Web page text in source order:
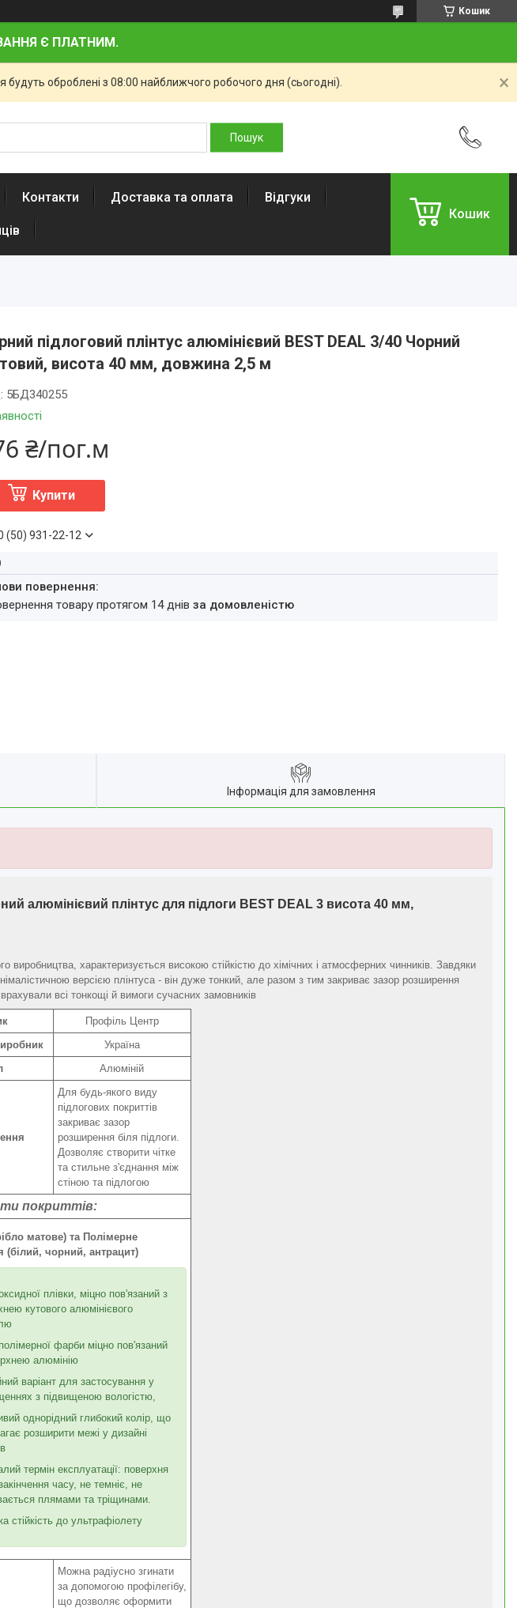
Кошик
Є ПЛАТНИМ.
оброблені з 08:00 найближчого робочого дня (сьогодні).
Контакти Доставка та оплата Відгуки
Кошик
підлоговий плінтус алюмінієвий BEST DEAL 3/40 Чорний
висота 40 мм, довжина 2,5 м
5БД340255
₴/пог.м
Купити
(50) 931-22-12
товару протягом 14 днів за домовленістю
Інформація для замовлення
алюмінієвий плінтус для підлоги BEST DEAL 3 висота 40 мм,
характеризується високою стійкістю до хімічних і атмосферних чинників. Завдяки
версією плінтуса - він дуже тонкий, але разом з тим закриває зазор розширення
всі тонкощі й вимоги сучасних замовників
Профіль Центр
Україна
Алюміній
Для будь-якого виду
підлогових покриттів
закриває зазор
розширення біля підлоги.
Дозволяє створити чітке
та стильне з'єднання між
стіною та підлогою
покриттів:
матове) та Полімерне
(білий, чорний, антрацит)
плівки, міцно пов'язаний з
кутового алюмінієвого
фарби міцно пов'язаний
алюмінію
варіант для застосування у
з підвищеною вологістю,
однорідний глибокий колір, що
розширити межі у дизайні
термін експлуатації: поверхня
часу, не темніє, не
плямами та тріщинами.
стійкість до ультрафіолету
Можна радіусно згинати
за допомогою профілегібу,
що дозволяє оформити